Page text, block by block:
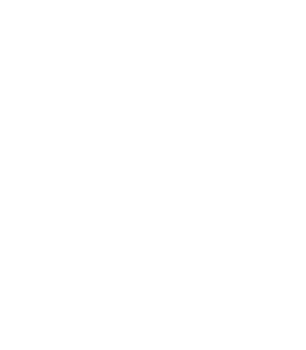
se pueden elegir en la página de producto